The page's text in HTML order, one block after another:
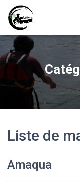
Liste de
Amaqua